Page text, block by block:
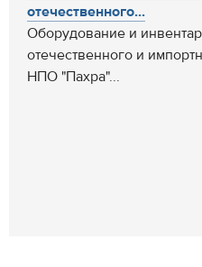
отечественного...
Оборудование и
отечественного и
НПО "Пахра"...